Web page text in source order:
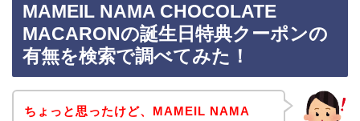
MAMEIL NAMA CHOCOLATE
MACARONの誕生日特典クーポンの
有無を検索で調べてみた！
ちょっと思ったけど、MAMEIL NAMA